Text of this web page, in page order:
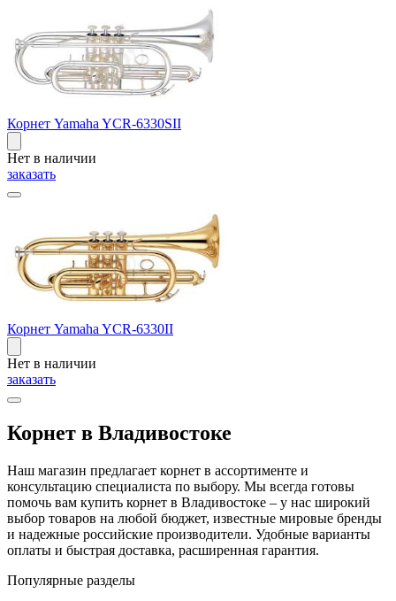
Корнет Yamaha YCR-6330SII
Нет в наличии
заказать
Корнет Yamaha YCR-6330II
Нет в наличии
заказать
Корнет в Владивостоке
Наш магазин предлагает корнет в ассортименте и
консультацию специалиста по выбору. Мы всегда готовы
помочь вам купить корнет в Владивостоке – у нас широкий
выбор товаров на любой бюджет, известные мировые бренды
и надежные российские производители. Удобные варианты
оплаты и быстрая доставка, расширенная гарантия.
Популярные разделы